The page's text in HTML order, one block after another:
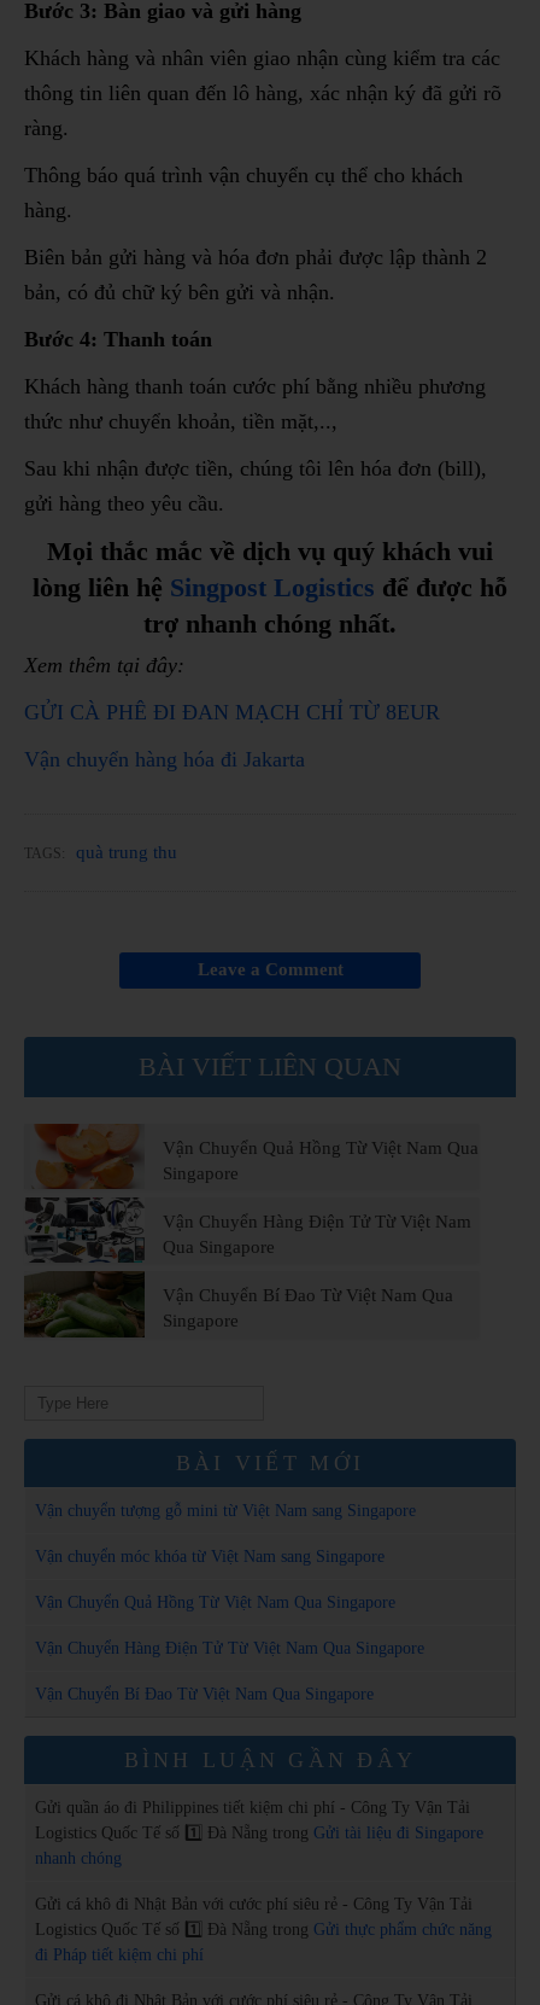
Bước 3: Bàn giao và gửi hàng
Khách hàng và nhân viên giao nhận cùng kiểm tra các
thông tin liên quan đến lô hàng, xác nhận ký đã gửi rõ
ràng.
Thông báo quá trình vận chuyển cụ thể cho khách
hàng.
Biên bản gửi hàng và hóa đơn phải được lập thành 2
bản, có đủ chữ ký bên gửi và nhận.
Bước 4: Thanh toán
Khách hàng thanh toán cước phí bằng nhiều phương
thức như chuyển khoản, tiền mặt,..,
Sau khi nhận được tiền, chúng tôi lên hóa đơn (bill),
gửi hàng theo yêu cầu.
Mọi thắc mắc về dịch vụ quý khách vui
lòng liên hệ Singpost Logistics để được hỗ
trợ nhanh chóng nhất.
Xem thêm tại đây:
GỬI CÀ PHÊ ĐI ĐAN MẠCH CHỈ TỪ 8EUR
Vận chuyển hàng hóa đi Jakarta
TAGS: quà trung thu
Leave a Comment
BÀI VIẾT LIÊN QUAN
Vận Chuyển Quả Hồng Từ Việt Nam Qua
Singapore
Vận Chuyển Hàng Điện Tử Từ Việt Nam
Qua Singapore
Vận Chuyển Bí Đao Từ Việt Nam Qua
Singapore
Search
BÀI VIẾT MỚI
Vận chuyển tượng gỗ mini từ Việt Nam sang Singapore
Vận chuyển móc khóa từ Việt Nam sang Singapore
Vận Chuyển Quả Hồng Từ Việt Nam Qua Singapore
Vận Chuyển Hàng Điện Tử Từ Việt Nam Qua Singapore
Vận Chuyển Bí Đao Từ Việt Nam Qua Singapore
BÌNH LUẬN GẦN ĐÂY
Gửi quần áo đi Philippines tiết kiệm chi phí - Công Ty Vận Tải
Logistics Quốc Tế số 1️⃣ Đà Nẵng trong Gửi tài liệu đi Singapore
nhanh chóng
Gửi cá khô đi Nhật Bản với cước phí siêu rẻ - Công Ty Vận Tải
Logistics Quốc Tế số 1️⃣ Đà Nẵng trong Gửi thực phẩm chức năng
đi Pháp tiết kiệm chi phí
Gửi cá khô đi Nhật Bản với cước phí siêu rẻ - Công Ty Vận Tải